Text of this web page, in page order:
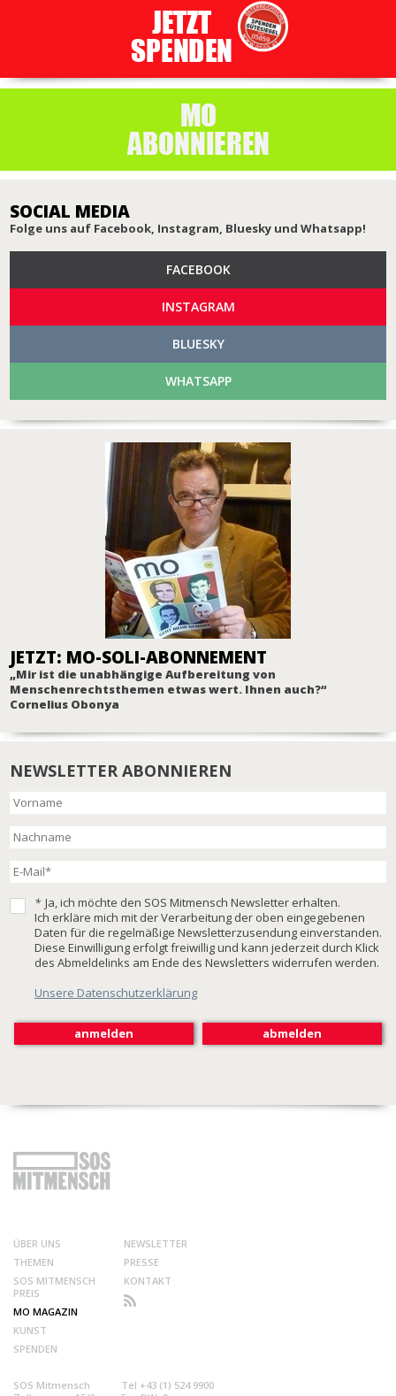
SOCIAL MEDIA
Folge uns auf Facebook, Instagram, Bluesky und Whatsapp!
FACEBOOK
INSTAGRAM
BLUESKY
WHATSAPP
JETZT: MO-SOLI-ABONNEMENT
„Mir ist die unabhängige Aufbereitung von
Menschenrechtsthemen etwas wert. Ihnen auch?“
Cornelius Obonya
NEWSLETTER ABONNIEREN
* Ja, ich möchte den SOS Mitmensch Newsletter erhalten.
Ich erkläre mich mit der Verarbeitung der oben eingegebenen
Daten für die regelmäßige Newsletterzusendung einverstanden.
Diese Einwilligung erfolgt freiwillig und kann jederzeit durch Klick
des Abmeldelinks am Ende des Newsletters widerrufen werden.
Unsere Datenschutzerklärung
ÜBER UNS
THEMEN
SOS MITMENSCH
PREIS
MO MAGAZIN
KUNST
SPENDEN
NEWSLETTER
PRESSE
KONTAKT
SOS Mitmensch
Tel +43 (1) 524 9900